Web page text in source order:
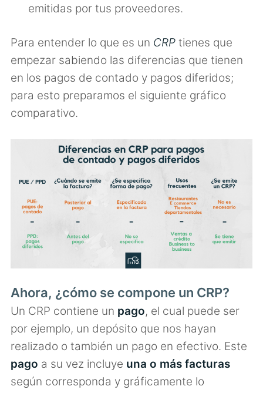
emitidas por tus proveedores.
Para entender lo que es un CRPtienes que
empezar sabiendo las diferencias que tienen
en los pagos de contado y pagos diferidos;
para esto preparamos el siguiente gráfico
comparativo.
Ahora, ¿cómo se compone un CRP?
Un CRP contiene un pago, el cual puede ser
por ejemplo, un depósito que nos hayan
realizado o también un pago en efectivo. Este
pago a su vez incluye una o más facturas
según corresponda y gráficamente lo